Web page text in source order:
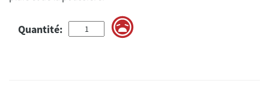
Quantité: